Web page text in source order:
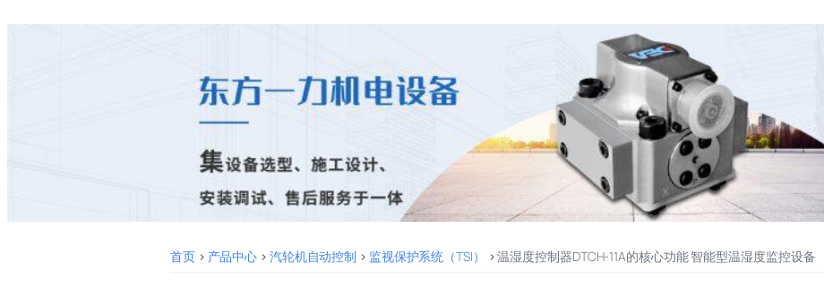
首页> 产品中心 > 汽轮机自动控制 > 监视保护系统（TSI） >温湿度控制器DTCH-11A的核心功能 智能型温湿度监控设备